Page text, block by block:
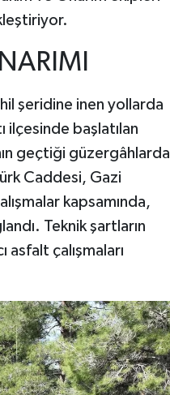
şeridine inen yollarda
ilçesinde başlatılan
geçtiği güzergâhlarda
Caddesi, Gazi
kapsamında,
Teknik şartların
asfalt çalışmaları